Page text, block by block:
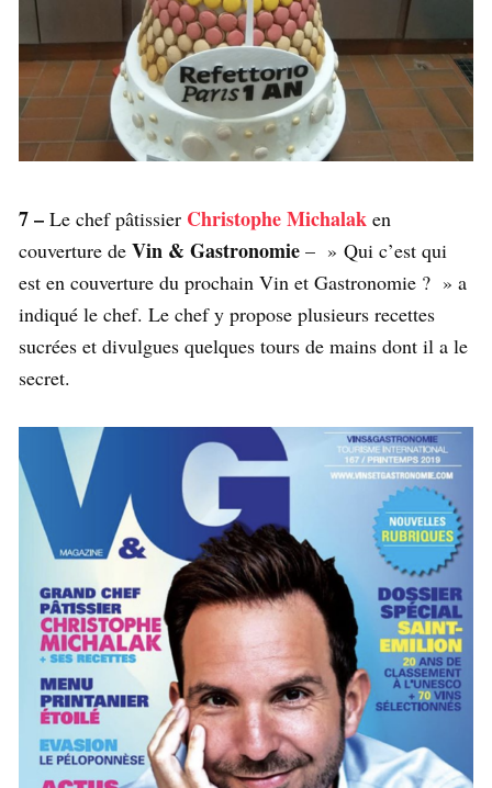
7 – Le chef pâtissier Christophe Michalak en
couverture de Vin & Gastronomie – » Qui c’est qui
est en couverture du prochain Vin et Gastronomie ? » a
indiqué le chef. Le chef y propose plusieurs recettes
sucrées et divulgues quelques tours de mains dont il a le
secret.